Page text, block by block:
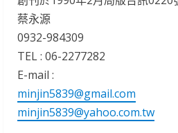
蔡永源
0932-984309
TEL : 06-2277282
E-mail :
minjin5839@gmail.com
minjin5839@yahoo.com.tw